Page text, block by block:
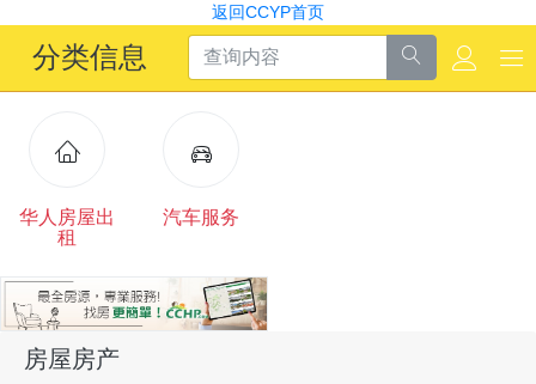
返回CCYP首页
分类信息
华人房屋出
租
汽车服务
房屋房产